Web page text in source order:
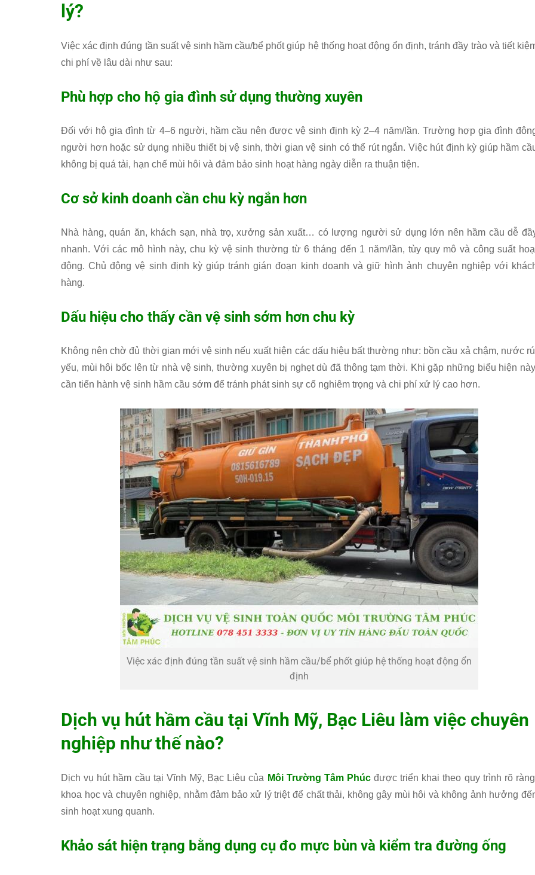
lý?
Việc xác định đúng tần suất vệ sinh hầm cầu/bể phốt giúp hệ thống hoạt động ổn định, tránh đầy trào và tiết
chi phí về lâu dài như sau:
Phù hợp cho hộ gia đình sử dụng thường xuyên
Đối với hộ gia đình từ 4–6 người, hầm cầu nên được vệ sinh định kỳ 2–4 năm/lần. Trường hợp gia đình
người hơn hoặc sử dụng nhiều thiết bị vệ sinh, thời gian vệ sinh có thể rút ngắn. Việc hút định kỳ giúp hầm
không bị quá tải, hạn chế mùi hôi và đảm bảo sinh hoạt hàng ngày diễn ra thuận tiện.
Cơ sở kinh doanh cần chu kỳ ngắn hơn
Nhà hàng, quán ăn, khách sạn, nhà trọ, xưởng sản xuất… có lượng người sử dụng lớn nên hầm cầu dễ
nhanh. Với các mô hình này, chu kỳ vệ sinh thường từ 6 tháng đến 1 năm/lần, tùy quy mô và công suất
động. Chủ động vệ sinh định kỳ giúp tránh gián đoạn kinh doanh và giữ hình ảnh chuyên nghiệp với
hàng.
Dấu hiệu cho thấy cần vệ sinh sớm hơn chu kỳ
Không nên chờ đủ thời gian mới vệ sinh nếu xuất hiện các dấu hiệu bất thường như: bồn cầu xả chậm, nước
yếu, mùi hôi bốc lên từ nhà vệ sinh, thường xuyên bị nghẹt dù đã thông tạm thời. Khi gặp những biểu hiện
cần tiến hành vệ sinh hầm cầu sớm để tránh phát sinh sự cố nghiêm trọng và chi phí xử lý cao hơn.
Việc xác định đúng tần suất vệ sinh hầm cầu/bể phốt giúp hệ thống hoạt động ổn
định
Dịch vụ hút hầm cầu tại Vĩnh Mỹ, Bạc Liêu làm việc chuyên
nghiệp như thế nào?
Dịch vụ hút hầm cầu tại Vĩnh Mỹ, Bạc Liêu của Môi Trường Tâm Phúcđược triển khai theo quy trình rõ
khoa học và chuyên nghiệp, nhằm đảm bảo xử lý triệt để chất thải, không gây mùi hôi và không ảnh hưởng
sinh hoạt xung quanh.
Khảo sát hiện trạng bằng dụng cụ đo mực bùn và kiểm tra đường ống